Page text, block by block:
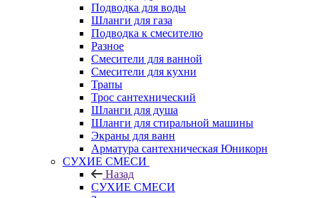
Подводка для воды
Шланги для газа
Подводка к смесителю
Разное
Смесители для ванной
Смесители для кухни
Трапы
Трос сантехнический
Шланги для душа
Шланги для стиральной машины
Экраны для ванн
Арматура сантехническая Юникорн
СУХИЕ СМЕСИ
Назад
СУХИЕ СМЕСИ